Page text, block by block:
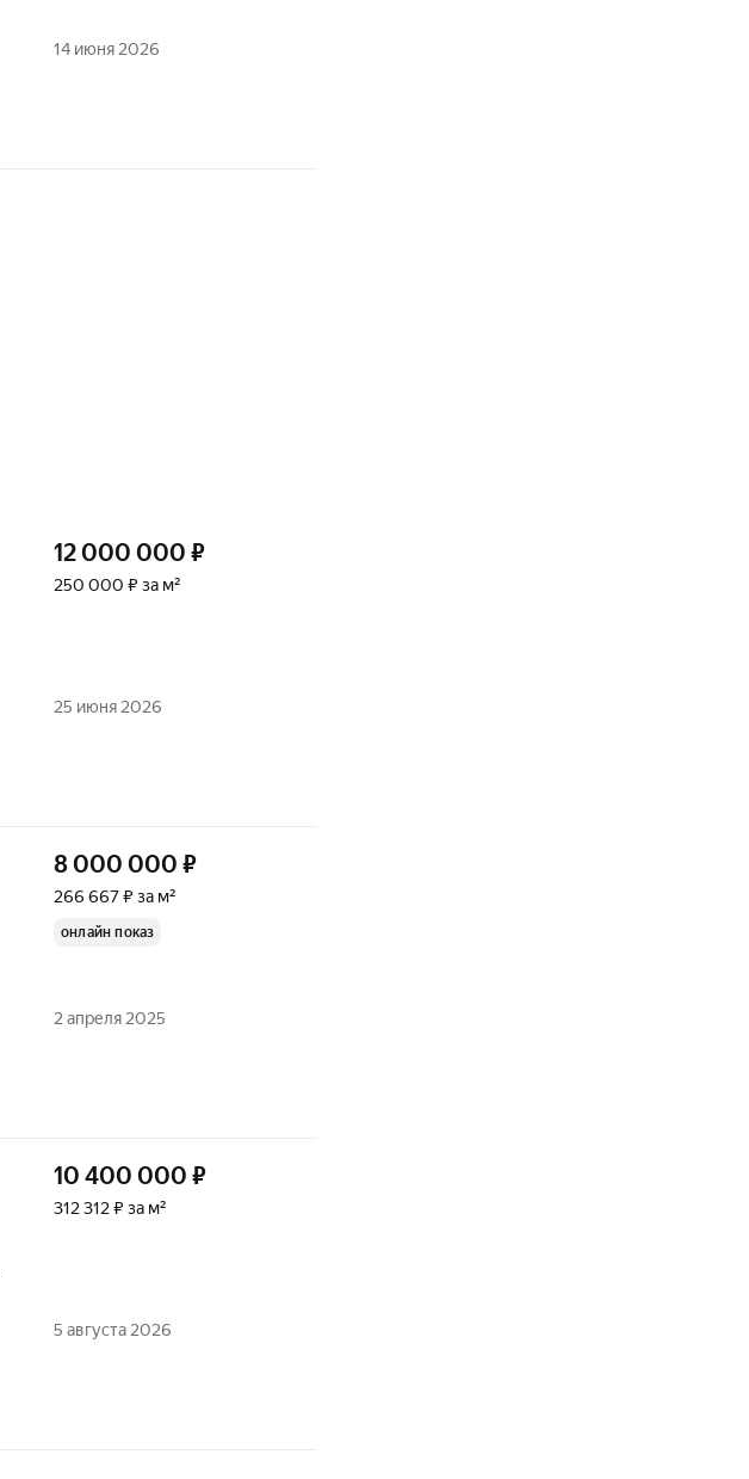
14 июня 2026
12 000 000 ₽
250 000 ₽ за м²
25 июня 2026
8 000 000 ₽
266 667 ₽ за м²
онлайн показ
2 апреля 2025
10 400 000 ₽
312 312 ₽ за м²
5 августа 2026